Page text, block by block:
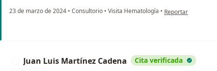
23 de marzo de 2024 • Consultorio • Visita Hematología • en opinión del
Reportar
Juan Luis Martínez Cadena Cita verificada